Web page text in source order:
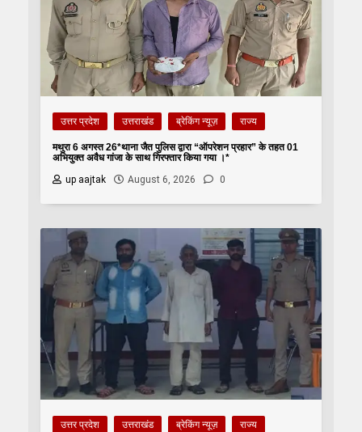
उत्तर प्रदेश उत्तराखंड ब्रेकिंग न्यूज़ राज्य
मथुरा 6 अगस्त 26*थाना जैत पुलिस द्वारा “ऑपरेशन प्रहार” के तहत 01
अभियुक्त अवैध गांजा के साथ गिरफ्तार किया गया ।*
up aajtak
August 6, 2026 0
उत्तर प्रदेश उत्तराखंड ब्रेकिंग न्यूज़ राज्य